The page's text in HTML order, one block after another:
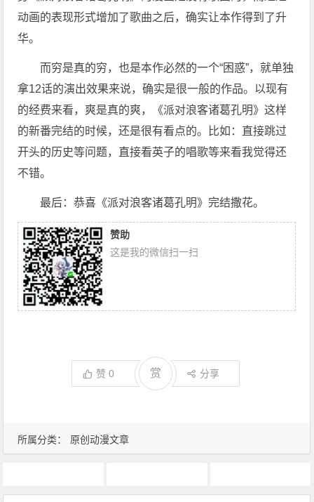
所属分类： 原创动漫文章
动画的表现形式增加了歌曲之后，确实让本作得到了升
华。
而穷是真的穷，也是本作必然的一个“困惑”，就单独
拿12话的演出效果来说，确实是很一般的作品。以现有
的经费来看，爽是真的爽，《派对浪客诸葛孔明》这样
的新番完结的时候，还是很有看点的。比如：直接跳过
开头的历史等问题，直接看英子的唱歌等来看我觉得还
不错。
最后：恭喜《派对浪客诸葛孔明》完结撒花。
赞助
这是我的微信扫一扫
赞0 赏 分享